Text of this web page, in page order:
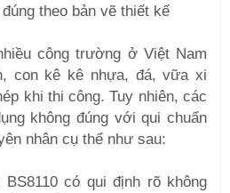
theo bản vẽ thiết kế
công trường ở Việt Nam
con kê kê nhựa, đá, vữa xi
khi thi công. Tuy nhiên, các
không đúng với qui chuẩn
nhân cụ thể như sau:
BS8110 có qui định rõ không